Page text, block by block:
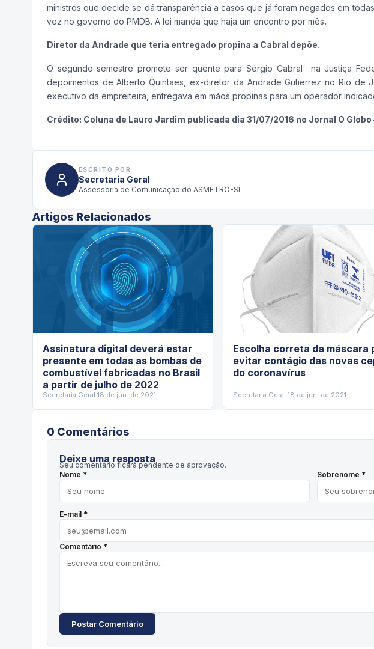
ministros que decide se dá transparência a casos que já foram negados em
vez no governo do PMDB. A lei manda que haja um encontro por mês.
Diretor da Andrade que teria entregado propina a Cabral depõe.
O segundo semestre promete ser quente para Sérgio Cabral na Justiça
depoimentos de Alberto Quintaes, ex-diretor da Andrade Gutierrez no Rio de
executivo da empreiteira, entregava em mãos propinas para um operador
Crédito: Coluna de Lauro Jardim publicada dia 31/07/2016 no Jornal O
ESCRITO POR
Secretaria Geral
Assessoria de Comunicação do ASMETRO-SI
Artigos Relacionados
Assinatura digital deverá estar
presente em todas as bombas de
combustível fabricadas no Brasil
a partir de julho de 2022
Secretaria Geral·18 de jun. de 2021
Escolha correta da máscara
evitar contágio das novas
do coronavírus
Secretaria Geral·18 de jun. de 2021
0 Comentários
Deixe uma resposta
Seu comentário ficará pendente de aprovação.
Nome *
Sobrenome *
E-mail *
Comentário *
Postar Comentário